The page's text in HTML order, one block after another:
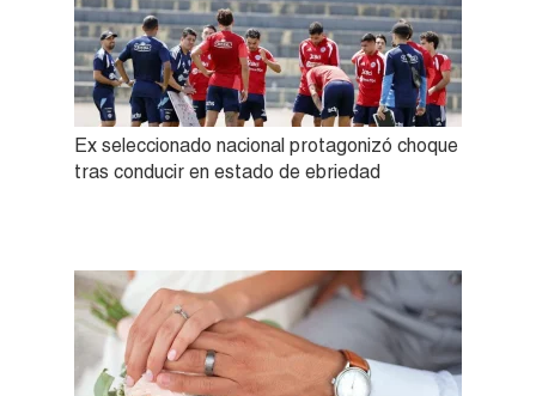
Ex seleccionado nacional protagonizó choque
tras conducir en estado de ebriedad